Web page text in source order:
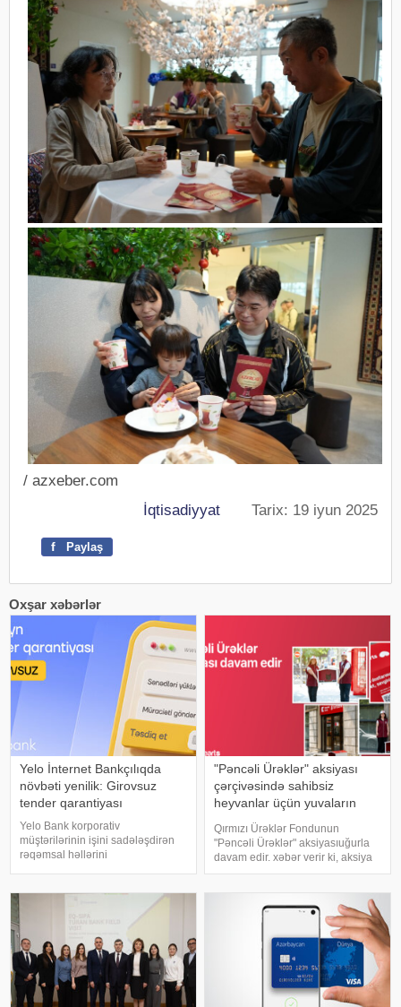
/ azxeber.com
İqtisadiyyat Tarix: 19 iyun 2025
f Paylaş
Oxşar xəbərlər
Yelo İnternet Bankçılıqda
növbəti yenilik: Girovsuz
tender qarantiyası
Yelo Bank korporativ
müştərilərinin işini sadələşdirən
rəqəmsal həllərini
yenilik sayəsində hüquqi şəxslər
və fərdi sahibkarlar Yelo İnternet
"Pəncəli Ürəklər" aksiyası
çərçivəsində sahibsiz
heyvanlar üçün yuvaların
sayı 35-ə çatdı
Qırmızı Ürəklər Fondunun
"Pəncəli Ürəklər" aksiyasıuğurla
davam edir. xəbər verir ki, aksiya
çərçivəsində daha 15 Kapital
yuvalar quraşdırılıb